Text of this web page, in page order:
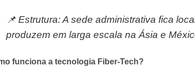
📌 Estrutura:A sede administrativa fica
produzem em larga escala na Ásia e
funciona a tecnologia Fiber-Tech?